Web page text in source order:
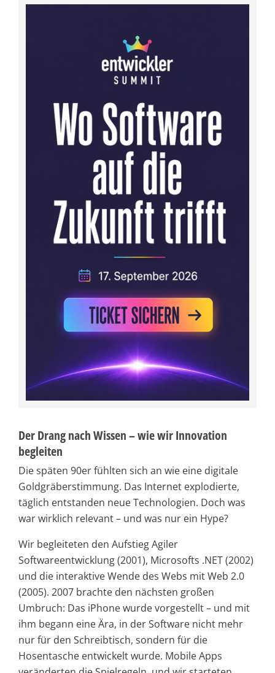
Der Drang nach Wissen – wie wir Innovation
begleiten
Die späten 90er fühlten sich an wie eine digitale
Goldgräberstimmung. Das Internet explodierte,
täglich entstanden neue Technologien. Doch was
war wirklich relevant – und was nur ein Hype?
Wir begleiteten den Aufstieg Agiler
Softwareentwicklung (2001), Microsofts .NET (2002)
und die interaktive Wende des Webs mit Web 2.0
(2005). 2007 brachte den nächsten großen
Umbruch: Das iPhone wurde vorgestellt – und mit
ihm begann eine Ära, in der Software nicht mehr
nur für den Schreibtisch, sondern für die
Hosentasche entwickelt wurde. Mobile Apps